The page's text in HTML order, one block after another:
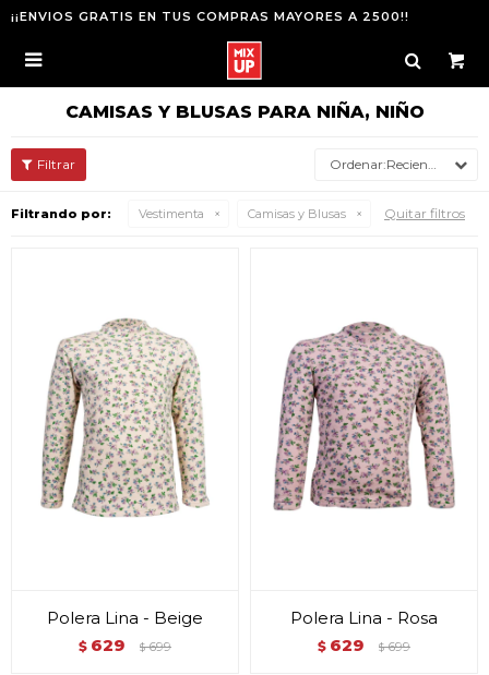
¡¡ENVIOS GRATIS EN TUS COMPRAS MAYORES A 2500!!

CAMISAS Y BLUSAS PARA NIÑA, NIÑO
Recientes
Filtrando por: Vestimenta Camisas y Blusas Quitar filtros
Polera Lina - Beige
$ 629 $ 699
Polera Lina - Rosa
$ 629 $ 699